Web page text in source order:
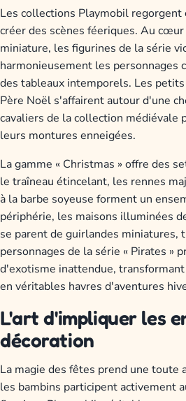
Les collections Playmobil
créer des scènes féeriques. Au
miniature, les figurines de la série
harmonieusement les personnages
des tableaux intemporels. Les
Père Noël s'affairent autour d'une
cavaliers de la collection médiévale
leurs montures enneigées.
La gamme « Christmas » offre des
le traîneau étincelant, les rennes
à la barbe soyeuse forment un
périphérie, les maisons illuminées
se parent de guirlandes miniatures,
personnages de la série « Pirates »
d'exotisme inattendue,
en véritables havres d'aventures
L'art d'impliquer les
décoration
La magie des fêtes prend une toute
les bambins participent activement